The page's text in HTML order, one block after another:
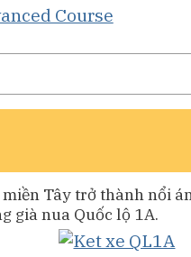
Course
Tây trở thành nổi
già nua Quốc lộ 1A.